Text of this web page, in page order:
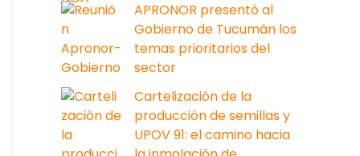
APRONOR presentó al
Gobierno de Tucumán los
temas prioritarios del
sector
Cartelización de la
producción de semillas y
UPOV 91: el camino hacia